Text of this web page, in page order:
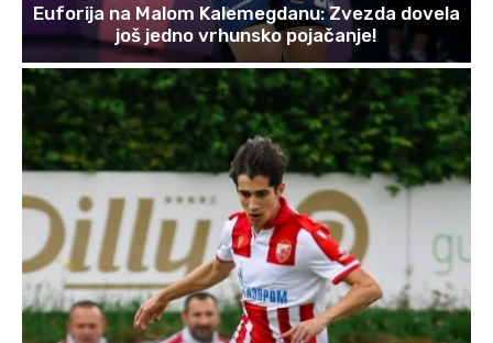
Euforija na Malom Kalemegdanu: Zvezda dovela
još jedno vrhunsko pojačanje!